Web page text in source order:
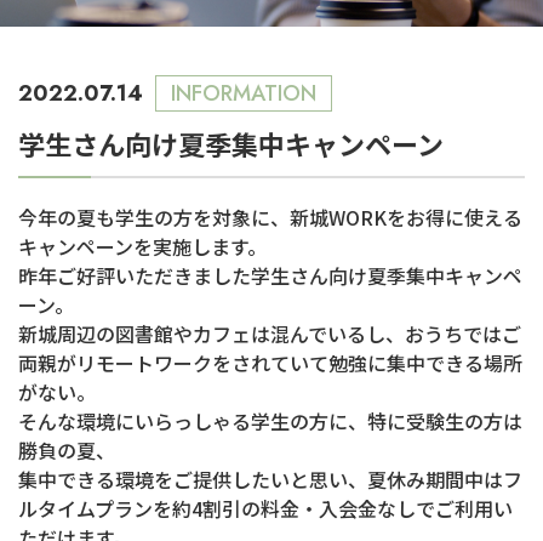
2022.07.14 INFORMATION
学生さん向け夏季集中キャンペーン
今年の夏も学生の方を対象に、新城WORKをお得に使える
キャンペーンを実施します。
昨年ご好評いただきました学生さん向け夏季集中キャンペ
ーン。
新城周辺の図書館やカフェは混んでいるし、おうちではご
両親がリモートワークをされていて勉強に集中できる場所
がない。
そんな環境にいらっしゃる学生の方に、特に受験生の方は
勝負の夏、
集中できる環境をご提供したいと思い、夏休み期間中はフ
ルタイムプランを約4割引の料金・入会金なしでご利用い